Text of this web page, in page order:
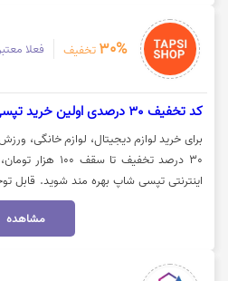
30% تخفیف فعلا معتبر
کد تخفیف 30 درصدی اولین خرید تپسی شاپ ویژه شهر تهران
برای خرید لوازم دیجیتال، لوازم خانگی،
30 درصد تخفیف
اینترنتی تپسی شاپ بهره مند شوید. قابل
تهران و با سبد خرید
مشاهده کالا، روی گزینه "خرید کنید" کلیک
مشاهده